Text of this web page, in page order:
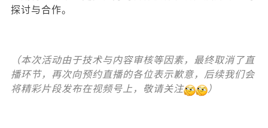
探讨与合作。
（本次活动由于技术与内容审核等因素，最终取消了直
播环节，再次向预约直播的各位表示歉意，后续我们会
将精彩片段发布在视频号上，敬请关注
）